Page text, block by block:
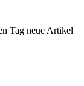
Tag neue Artikel